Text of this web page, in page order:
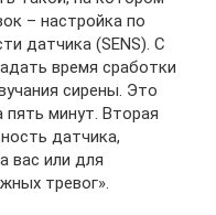
– настройка по
датчика (SENS). С
время сработки
сирены. Это
минут. Вторая
датчика,
вас или для
тревог».